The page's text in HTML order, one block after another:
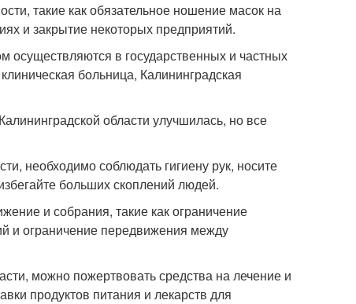
такие как обязательное ношение масок на
и закрытие некоторых предприятий.
осуществляются в государственных и частных
больница, Калининградская
области улучшилась, но все
необходимо соблюдать гигиену рук, носите
больших скоплений людей.
и собрания, такие как ограничение
и ограничение передвижения между
можно пожертвовать средства на лечение и
продуктов питания и лекарств для